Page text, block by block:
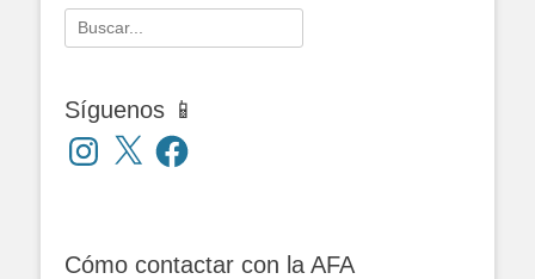
Buscar:
Síguenos 📱
Instagram
X Facebook
Cómo contactar con la AFA